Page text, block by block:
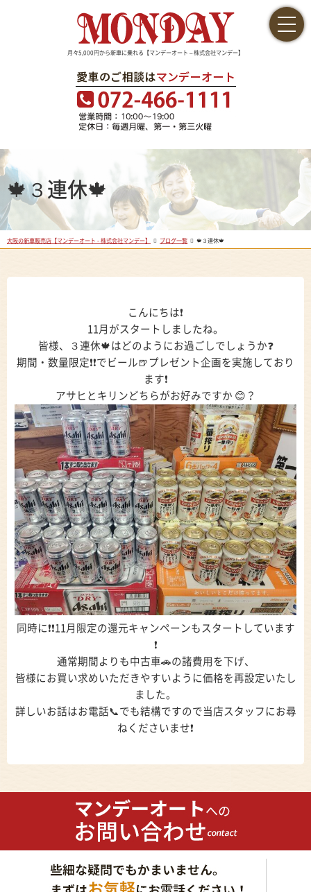
月々5,000円から新車に乗れる【マンデーオート – 株式会社マンデー】
🍁３連休🍁
大阪の新車販売店【マンデーオート - 株式会社マンデー】 ブログ一覧 🍁３連休🍁
こんにちは❗
11月がスタートしましたね。
皆様、３連休🍁はどのようにお過ごしでしょうか❓
期間・数量限定❗❗でビール🍺プレゼント企画を実施しており
ます❗
アサヒとキリンどちらがお好みですか 😊？
同時に❗❗11月限定の還元キャンペーンもスタートしています
❗
通常期間よりも中古車🚗の諸費用を下げ、
皆様にお買い求めいただきやすいように価格を再設定いたし
ました。
詳しいお話はお電話📞でも結構ですので当店スタッフにお尋
ねくださいませ❗